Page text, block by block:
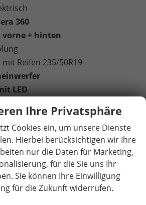
360
vorne + hinten
mit Reifen 235/50R19
LED
mit Komfortbedienung
Close)
Memoryfunktion
Ihre Privatsphäre
Cookies ein, um unsere Dienste
Hierbei berücksichtigen wir Ihre
nur die Daten für Marketing,
für die Sie uns Ihr
Sie können Ihre Einwilligung
für die Zukunft widerrufen.